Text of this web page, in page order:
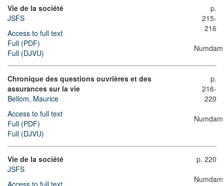
Vie de la société
JSFS
Access to full text
Full (PDF)
Full (DJVU)
p.
215-
216
Numdam
Chronique des questions ouvrières et des
assurances sur la vie
Bellom, Maurice
Access to full text
Full (PDF)
Full (DJVU)
p.
216-
220
Numdam
Vie de la société
JSFS
Access to full text
p. 220
Numdam